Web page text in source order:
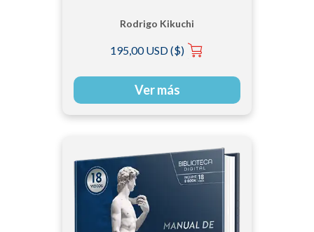
Rodrigo Kikuchi
195,00 USD ($)
Ver más